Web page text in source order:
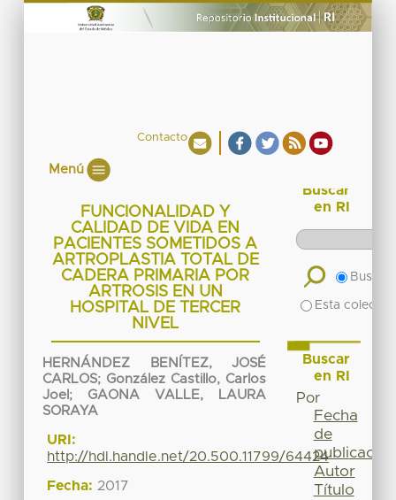
Contacto
Menú
FUNCIONALIDAD Y
CALIDAD DE VIDA EN
PACIENTES SOMETIDOS A
ARTROPLASTIA TOTAL DE
CADERA PRIMARIA POR
ARTROSIS EN UN
HOSPITAL DE TERCER
NIVEL
HERNÁNDEZ BENÍTEZ, JOSÉ
CARLOS; González Castillo, Carlos
Joel ; GAONA VALLE, LAURA
SORAYA
URI:
http://hdl.handle.net/20.500.11799/64424
Fecha: 2017
Buscar
en RI
Buscar
Esta
Buscar
en RI
Por
Fecha
de
publicación
Autor
Título